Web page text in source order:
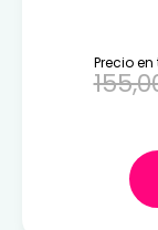
Precio